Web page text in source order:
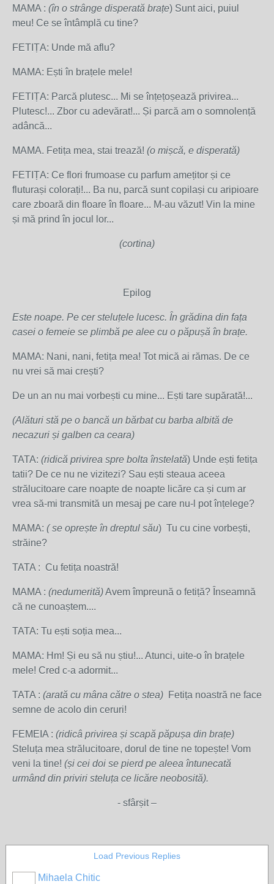
MAMA : (în o strânge disperată brațe) Sunt aici, puiul
meu! Ce se întâmplă cu tine?
FETIȚA: Unde mă aflu?
MAMA: Ești în brațele mele!
FETIȚA: Parcă plutesc... Mi se înțețoșează privirea...
Plutesc!... Zbor cu adevărat!... Și parcă am o somnolență
adâncă...
MAMA. Fetița mea, stai trează! (o mișcă, e disperată)
FETIȚA: Ce flori frumoase cu parfum amețitor și ce
fluturași colorați!... Ba nu, parcă sunt copilași cu aripioare
care zboară din floare în floare... M-au văzut! Vin la mine
și mă prind în jocul lor...
(cortina)
Epilog
Este noape. Pe cer steluțele lucesc. În grădina din fața
casei o femeie se plimbă pe alee cu o păpușă în brațe.
MAMA: Nani, nani, fetița mea! Tot mică ai rămas. De ce
nu vrei să mai crești?
De un an nu mai vorbești cu mine... Ești tare supărată!...
(Alături stă pe o bancă un bărbat cu barba albită de
necazuri și galben ca ceara)
TATA: (ridică privirea spre bolta înstelată) Unde ești fetița
tatii? De ce nu ne vizitezi? Sau ești steaua aceea
strălucitoare care noapte de noapte licăre ca și cum ar
vrea să-mi transmită un mesaj pe care nu-l pot înțelege?
MAMA: ( se oprește în dreptul său) Tu cu cine vorbești,
străine?
TATA : Cu fetița noastră!
MAMA : (nedumerită)Avem împreună o fetiță? Înseamnă
că ne cunoaștem....
TATA: Tu ești soția mea...
MAMA: Hm! Și eu să nu știu!... Atunci, uite-o în brațele
mele! Cred c-a adormit...
TATA : (arată cu mâna către o stea) Fetița noastră ne face
semne de acolo din ceruri!
FEMEIA : (ridicâ privirea și scapă păpușa din brațe)
Steluța mea strălucitoare, dorul de tine ne topește! Vom
veni la tine! (și cei doi se pierd pe aleea întunecată
urmând din priviri steluța ce licăre neobosită).
- sfârșit –
Load Previous Replies
Mihaela Chitic